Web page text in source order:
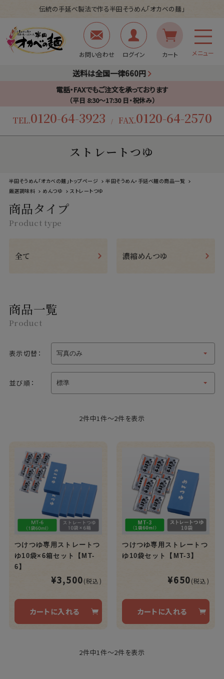
伝統の手延べ製法で作る半田そうめん「オカベの麺」
お問い合わせ ログイン カート メニュー
送料は全国一律660円
電話・FAXでもご注文を承っております
（平日 8:30〜17:30 日・祝休み）
TEL.0120-64-3923 / FAX.0120-64-2570
半田そうめん「オカベの麺」トップページ
半田そうめん・手延べ麺の商品一覧
厳選調味料
めんつゆ ストレートつゆ
ストレートつゆ
商品タイプ
Product type
全て 濃縮めんつゆ
商品一覧
Product
表示切替：
並び順：
2件中1件～2件を表示
つけつゆ専用ストレートつ
ゆ10袋×6箱セット【MT-
6】
¥3,500(税込)
カートに入れる
つけつゆ専用ストレートつ
ゆ10袋セット【MT-3】
¥650(税込)
カートに入れる
2件中1件～2件を表示